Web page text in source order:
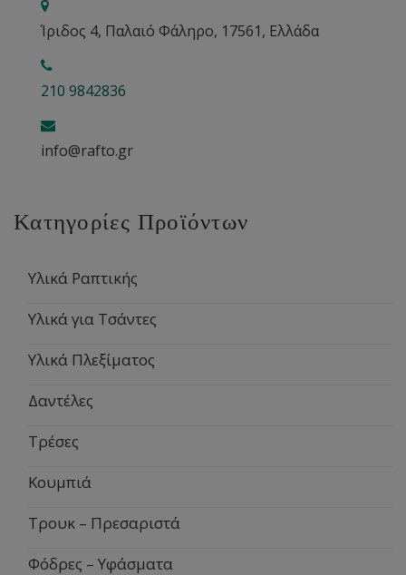
Ίριδος 4, Παλαιό Φάληρο, 17561, Ελλάδα
210 9842836
info@rafto.gr
Κατηγορίες Προϊόντων
Υλικά Ραπτικής
Υλικά για Τσάντες
Υλικά Πλεξίματος
Δαντέλες
Τρέσες
Κουμπιά
Τρουκ – Πρεσαριστά
Φόδρες – Υφάσματα